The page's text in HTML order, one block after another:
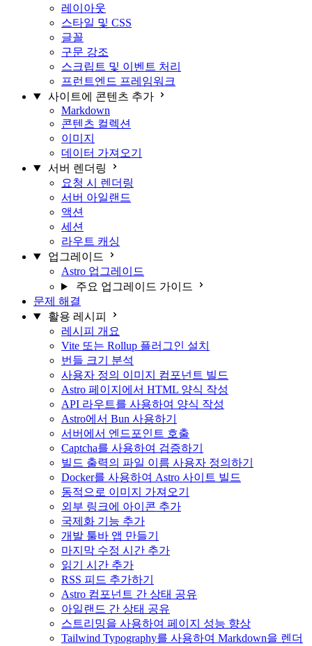
레이아웃
스타일 및 CSS
글꼴
구문 강조
스크립트 및 이벤트 처리
프런트엔드 프레임워크
사이트에 콘텐츠 추가
Markdown
콘텐츠 컬렉션
이미지
데이터 가져오기
서버 렌더링
요청 시 렌더링
서버 아일랜드
액션
세션
라우트 캐싱
업그레이드
Astro 업그레이드
주요 업그레이드 가이드
문제 해결
활용 레시피
레시피 개요
Vite 또는 Rollup 플러그인 설치
번들 크기 분석
사용자 정의 이미지 컴포넌트 빌드
Astro 페이지에서 HTML 양식 작성
API 라우트를 사용하여 양식 작성
Astro에서 Bun 사용하기
서버에서 엔드포인트 호출
Captcha를 사용하여 검증하기
빌드 출력의 파일 이름 사용자 정의하기
Docker를 사용하여 Astro 사이트 빌드
동적으로 이미지 가져오기
외부 링크에 아이콘 추가
국제화 기능 추가
개발 툴바 앱 만들기
마지막 수정 시간 추가
읽기 시간 추가
RSS 피드 추가하기
Astro 컴포넌트 간 상태 공유
아일랜드 간 상태 공유
스트리밍을 사용하여 페이지 성능 향상
Tailwind Typography를 사용하여 Markdown을 렌더